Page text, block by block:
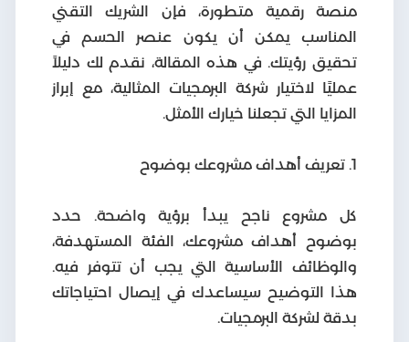
منصة رقمية متطورة، فإن الشريك التقني
المناسب يمكن أن يكون عنصر الحسم في
تحقيق رؤيتك. في هذه المقالة، نقدم لك دليلاً
عمليًا لاختيار شركة البرمجيات المثالية، مع إبراز
المزايا التي تجعلنا خيارك الأمثل.
كل مشروع ناجح يبدأ برؤية واضحة. حدد
بوضوح أهداف مشروعك، الفئة المستهدفة،
والوظائف الأساسية التي يجب أن تتوفر فيه.
هذا التوضيح سيساعدك في إيصال احتياجاتك
بدقة لشركة البرمجيات.